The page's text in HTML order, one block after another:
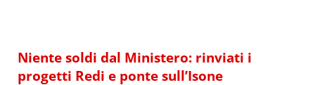
Niente soldi dal Ministero: rinviati i
progetti Redi e ponte sull’Isone